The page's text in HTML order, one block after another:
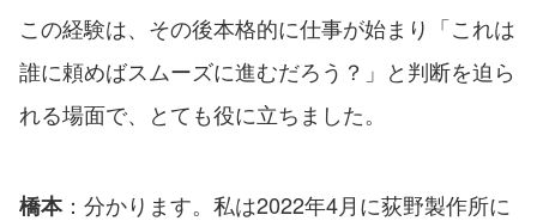
この経験は、その後本格的に仕事が始まり「これは
誰に頼めばスムーズに進むだろう？」と判断を迫ら
れる場面で、とても役に立ちました。
橋本：分かります。私は2022年4月に荻野製作所に